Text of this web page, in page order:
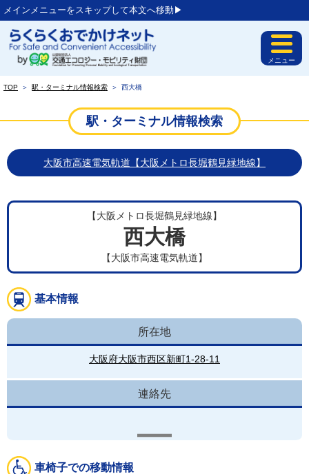
メインメニューをスキップして本文へ移動▶︎
メニュー
TOP ＞ 駅・ターミナル情報検索 ＞ 西大橋
駅・ターミナル情報検索
大阪市高速電気軌道【大阪メトロ長堀鶴見緑地線】
【大阪メトロ長堀鶴見緑地線】
西大橋
【大阪市高速電気軌道】
基本情報
所在地
大阪府大阪市西区新町1-28-11
連絡先
車椅子での移動情報